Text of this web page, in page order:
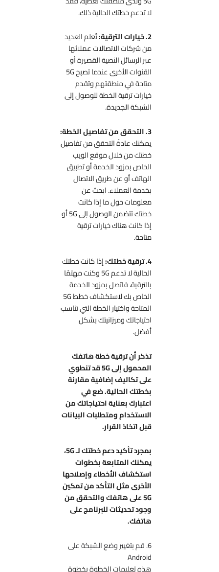
لا تدعم خطتك الحالية ذلك.
تُعلم العديد
من شركات الاتصالات عملائها
عبر الرسائل النصية القصيرة أو
القنوات الأخرى عندما تصبح 5G
متاحة في منطقتهم وتقدم
خيارات ترقية الخطة للوصول إلى
الشبكة الجديدة.
يمكنك عادةً التحقق من تفاصيل
خطتك من خلال موقع الويب
الخاص بمزود الخدمة أو تطبيق
الهاتف أو عن طريق الاتصال
بخدمة العملاء. ابحث عن
معلومات حول ما إذا كانت
خطتك تتضمن الوصول إلى 5G أو
إذا كانت هناك خيارات ترقية
متاحة.
إذا كانت خطتك
الحالية لا تدعم 5G وكنت مهتمًا
بالترقية، فاتصل بمزود الخدمة
الخاص بك لاستكشاف خطط 5G
المتاحة واختيار الخطة التي تناسب
احتياجاتك وميزانيتك بشكل
أفضل.
تذكر أن ترقية خطة هاتفك
المحمول إلى 5G قد تنطوي
على تكاليف إضافية مقارنة
بخطتك الحالية. ضع في
اعتبارك بعناية احتياجاتك من
الاستخدام ومتطلبات البيانات
قبل اتخاذ القرار.
بمجرد تأكيد دعم خطتك لـ 5G،
يمكنك المتابعة بخطوات
استكشاف الأخطاء وإصلاحها
الأخرى مثل التأكد من تمكين
5G على هاتفك والتحقق من
وجود تحديثات للبرنامج على
هاتفك.
6. قم بتغيير وضع الشبكة على
Android
هذه تعليمات الخطوة بخطوة